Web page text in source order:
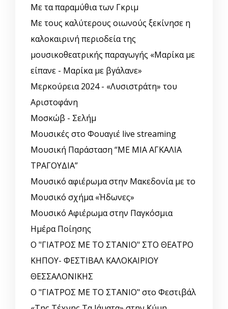
Με τα παραμύθια των Γκριμ
Με τους καλύτερους οιωνούς ξεκίνησε η
καλοκαιρινή περιοδεία της
μουσικοθεατρικής παραγωγής «Μαρίκα με
είπανε - Μαρίκα με βγάλανε»
Μερκούρεια 2024 - «Λυσιστράτη» του
Αριστοφάνη
Μοσκώβ - Σελήμ
Μουσικές στο Φουαγιέ live streaming
Μουσική Παράσταση “ΜΕ ΜΙΑ ΑΓΚΑΛΙΑ
ΤΡΑΓΟΥΔΙΑ”
Μουσικό αφιέρωμα στην Μακεδονία με το
Μουσικό σχήμα «Ήδωνες»
Μουσικό Αφιέρωμα στην Παγκόσμια
Ημέρα Ποίησης
Ο "ΓΙΑΤΡΟΣ ΜΕ ΤΟ ΣΤΑΝΙΟ" ΣΤΟ ΘΕΑΤΡΟ
ΚΗΠΟΥ- ΦΕΣΤΙΒΑΛ ΚΑΛΟΚΑΙΡΙΟΥ
ΘΕΣΣΑΛΟΝΙΚΗΣ
Ο "ΓΙΑΤΡΟΣ ΜΕ ΤΟ ΣΤΑΝΙΟ" στο Φεστιβάλ